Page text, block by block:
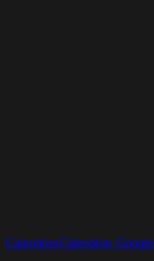
CalendrierCalendrier Google